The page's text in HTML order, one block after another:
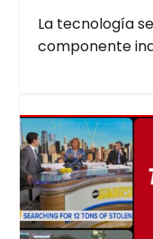
La tec­no­lo­gía
com­po­nen­te